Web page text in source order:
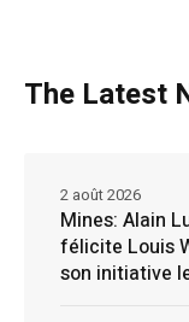
The Latest
Mines: Alain
félicite Louis
son initiative
2 août 2026